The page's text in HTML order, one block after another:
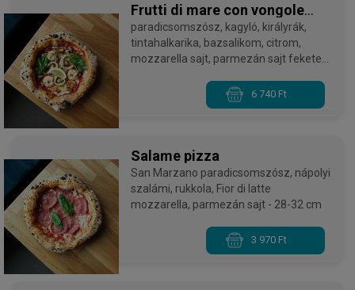
Frutti di mare con vongole
pizza
paradicsomszósz, kagyló, királyrák,
tintahalkarika, bazsalikom, citrom,
mozzarella sajt, parmezán sajt fekete
6 740 Ft
Salame pizza
San Marzano paradicsomszósz, nápolyi
szalámi, rukkola, Fior di latte
mozzarella, parmezán sajt - 28-32 cm
3 970 Ft